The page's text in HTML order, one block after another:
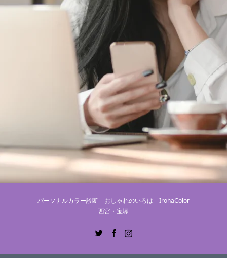
パーソナルカラー診断 おしゃれのいろは IrohaColor
西宮・宝塚